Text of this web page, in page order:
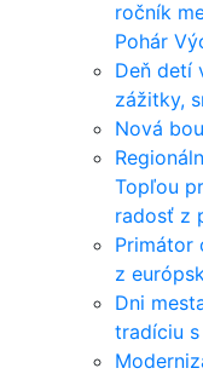
ročník
Pohár
Deň detí
zážitky,
Nová
Topľou
radosť z
Primátor
z
Dni
tradíciu